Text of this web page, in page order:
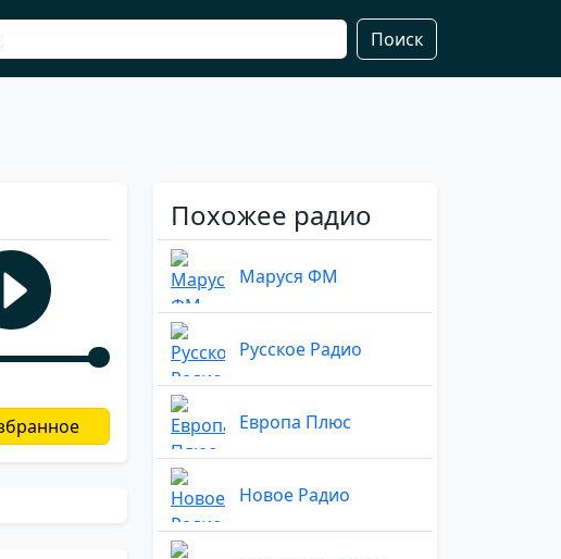
Поиск
Похожее радио
Маруся ФМ
Русское Радио
Европа Плюс
Новое Радио